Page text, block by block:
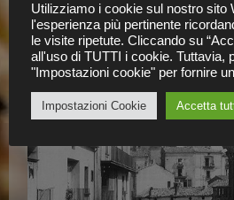
patate, cavoli, fagioli e
Questi prodotti
della dieta quotidiana
Utilizziamo i cookie sul nostro sito
l'esperienza più pertinente
le visite ripetute. Cliccando su
all'uso di TUTTI i cookie. Tuttavia,
"Impostazioni cookie" per fornire
Impostazioni Cookie Accetta